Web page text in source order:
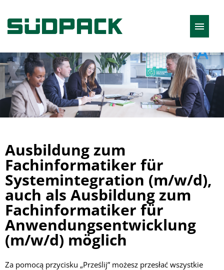
Polska
Oferty pracy
Ausbildung zum
Fachinformatiker für
Systemintegration (m/w/d),
auch als Ausbildung zum
Fachinformatiker für
Anwendungsentwicklung
(m/w/d) möglich
Za pomocą przycisku „Prześlij” możesz przesłać wszystkie